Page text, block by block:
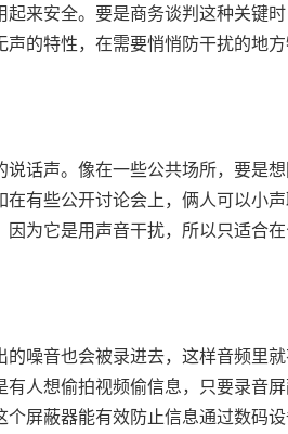
来安全。要是商务谈判这种关键时
的特性，在需要悄悄防干扰的地
话声。像在一些公共场所，要是
有些公开讨论会上，俩人可以小
为它是用声音干扰，所以只适合
噪音也会被录进去，这样音频里
人想偷拍视频偷信息，只要录音
屏蔽器能有效防止信息通过数码